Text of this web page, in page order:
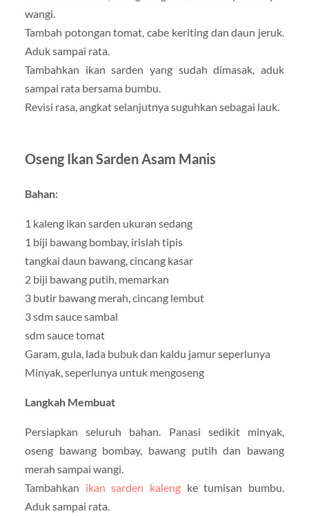
wangi.
Tambah potongan tomat, cabe keriting dan daun jeruk.
Aduk sampai rata.
Tambahkan ikan sarden yang sudah dimasak, aduk
sampai rata bersama bumbu.
Revisi rasa, angkat selanjutnya suguhkan sebagai lauk.
Oseng Ikan Sarden Asam Manis
Bahan:
1 kaleng ikan sarden ukuran sedang
1 biji bawang bombay, irislah tipis
tangkai daun bawang, cincang kasar
2 biji bawang putih, memarkan
3 butir bawang merah, cincang lembut
3 sdm sauce sambal
sdm sauce tomat
Garam, gula, lada bubuk dan kaldu jamur seperlunya
Minyak, seperlunya untuk mengoseng
Langkah Membuat
Persiapkan seluruh bahan. Panasi sedikit minyak,
oseng bawang bombay, bawang putih dan bawang
merah sampai wangi.
Tambahkan ikan sarden kaleng ke tumisan bumbu.
Aduk sampai rata.